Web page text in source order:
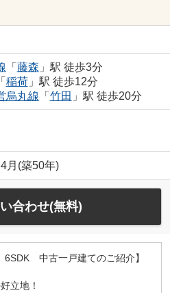
「 藤森 」駅 徒歩3分
「 稲荷」駅 徒歩12分
烏丸線 「 竹田 」駅 徒歩20分
月(築50年)
合わせ(無料)
中古一戸建てのご紹介】
立地！